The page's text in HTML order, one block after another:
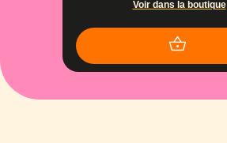
Voir dans la boutique